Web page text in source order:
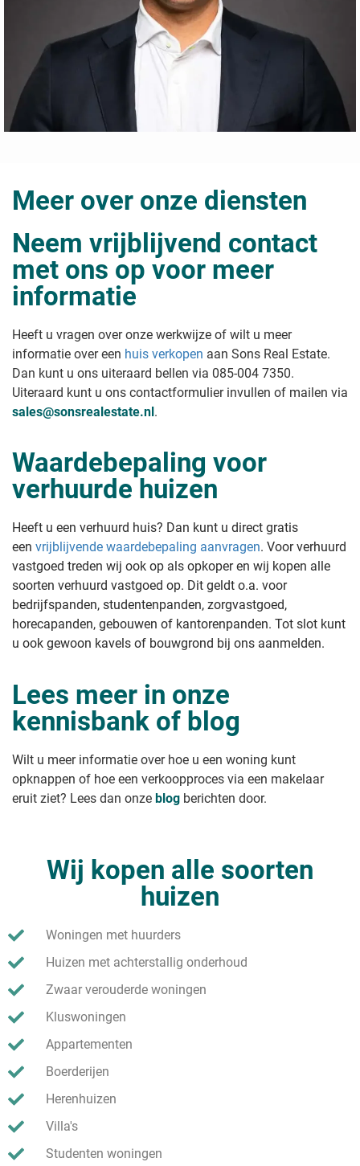
Meer over onze diensten
Neem vrijblijvend contact
met ons op voor meer
informatie
Heeft u vragen over onze werkwijze of wilt u meer
informatie over een huis verkopen aan Sons Real Estate.
Dan kunt u ons uiteraard bellen via 085-004 7350.
Uiteraard kunt u ons contactformulier invullen of mailen via
sales@sonsrealestate.nl.
Waardebepaling voor
verhuurde huizen
Heeft u een verhuurd huis? Dan kunt u direct gratis
een vrijblijvende waardebepaling aanvragen. Voor verhuurd
vastgoed treden wij ook op als opkoper en wij kopen alle
soorten verhuurd vastgoed op. Dit geldt o.a. voor
bedrijfspanden, studentenpanden, zorgvastgoed,
horecapanden, gebouwen of kantorenpanden. Tot slot kunt
u ook gewoon kavels of bouwgrond bij ons aanmelden.
Lees meer in onze
kennisbank of blog
Wilt u meer informatie over hoe u een woning kunt
opknappen of hoe een verkoopproces via een makelaar
eruit ziet? Lees dan onze blog berichten door.
Wij kopen alle soorten
huizen
Woningen met huurders
Huizen met achterstallig onderhoud
Zwaar verouderde woningen
Kluswoningen
Appartementen
Boerderijen
Herenhuizen
Villa's
Studenten woningen